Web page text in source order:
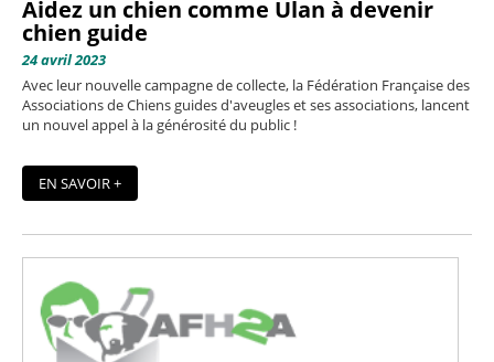
Aidez un chien comme Ulan à devenir
chien guide
24 avril 2023
Avec leur nouvelle campagne de collecte, la Fédération Française des
Associations de Chiens guides d'aveugles et ses associations, lancent
un nouvel appel à la générosité du public !
EN SAVOIR +